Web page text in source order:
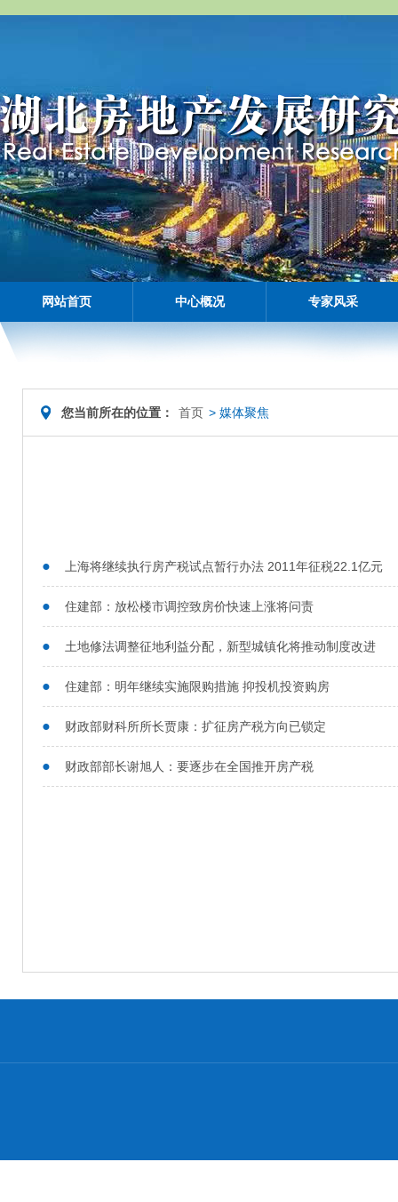
网站首页 中心概况 专家风采
您当前所在的位置： 首页 > 媒体聚焦
上海将继续执行房产税试点暂行办法 2011年征税22.1亿元
住建部：放松楼市调控致房价快速上涨将问责
土地修法调整征地利益分配，新型城镇化将推动制度改进
住建部：明年继续实施限购措施 抑投机投资购房
财政部财科所所长贾康：扩征房产税方向已锁定
财政部部长谢旭人：要逐步在全国推开房产税